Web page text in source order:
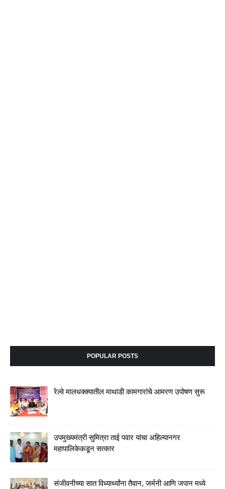
POPULAR POSTS
रेल्वे मालधक्क्यातील माथाडी कामगारांचे आमरण उपोषण सुरू
उपमुख्यमंत्री सुमित्रा ताई पवार यांचा अहिल्यानगर
महापालिकेकडून सत्कार
संजीवनीच्या सात विध्यार्थ्यांना तैवान, जर्मनी आणि जपान मध्ये